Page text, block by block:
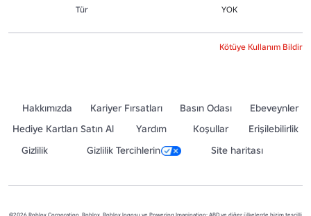
Tür
YOK
Kötüye Kullanım Bildir
Hakkımızda Kariyer Fırsatları Basın Odası
Ebeveynler
Hediye Kartları Satın Al
Yardım Koşullar
Erişilebilirlik
Gizlilik
Gizlilik Tercihlerin Site haritası
©2026 Roblox Corporation. Roblox, Roblox logosu ve Powering Imagination; ABD ve diğer ülkelerde bizim tescilli